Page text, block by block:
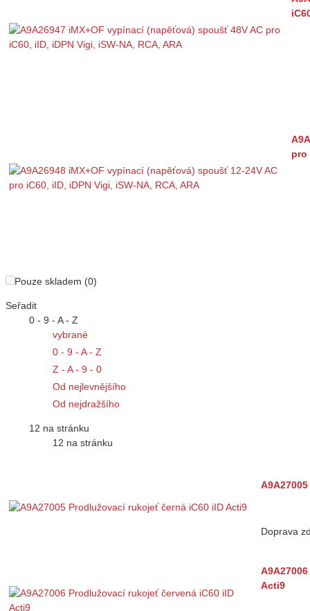
pro
Pouze skladem (0)
Seřadit
0 - 9 - A - Z
vybrané
0 - 9 - A - Z
Z - A - 9 - 0
Od nejlevnějšího
Od nejdražšího
12 na stránku
12 na stránku
Doprava
Acti9